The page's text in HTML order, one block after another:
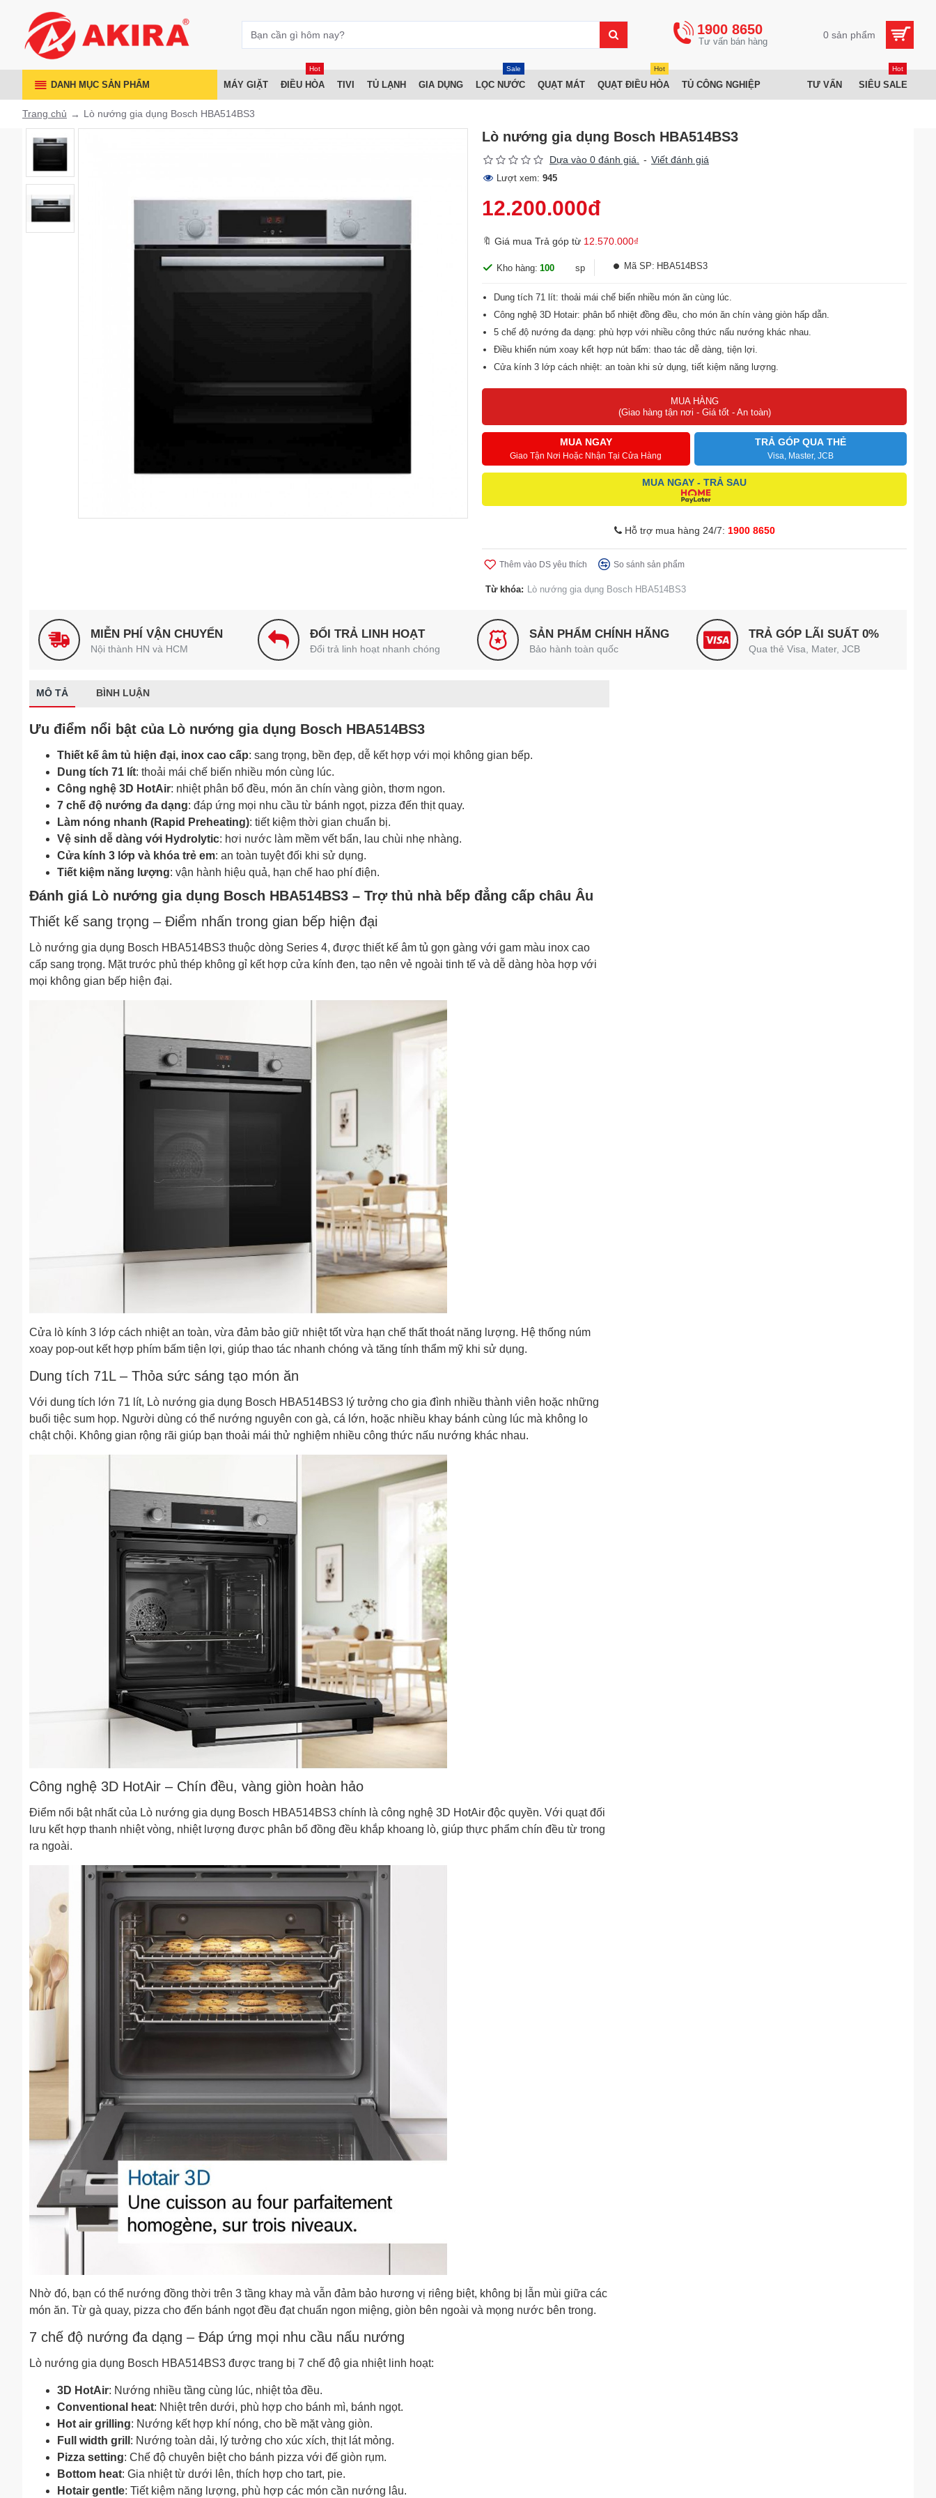
1900 8650 0 sản phẩm
DANH MỤC SẢN PHẨM MÁY GIẶT ĐIỀU HÒA
Hot
TIVI TỦ LẠNH GIA DỤNG LỌC NƯỚC
Sale
QUẠT MÁT QUẠT ĐIỀU HÒA
Hot
TỦ CÔNG NGHIỆP TƯ VẤN SIÊU SALE
Hot
Trang chủ Lò nướng gia dụng Bosch HBA514BS3
Lò nướng gia dụng Bosch HBA514BS3
Dựa vào 0 đánh giá. - Viết đánh giá
Lượt xem: 945
12.200.000đ
🔖 Giá mua Trả góp từ 12.570.000₫
Kho hàng: 100 sp Mã SP: HBA514BS3
Dung tích 71 lít: thoải mái chế biến nhiều món ăn cùng lúc.
Công nghệ 3D Hotair: phân bổ nhiệt đồng đều, cho món ăn chín vàng giòn hấp dẫn.
5 chế độ nướng đa dạng: phù hợp với nhiều công thức nấu nướng khác nhau.
Điều khiển núm xoay kết hợp nút bấm: thao tác dễ dàng, tiện lợi.
Cửa kính 3 lớp cách nhiệt: an toàn khi sử dụng, tiết kiệm năng lượng.
MUA HÀNG
(Giao hàng tận nơi - Giá tốt - An toàn)
MUA NGAY
Giao Tận Nơi Hoặc Nhận Tại Cửa Hàng
TRẢ GÓP QUA THẺ
Visa, Master, JCB
MUA NGAY - TRẢ SAU
Hỗ trợ mua hàng 24/7: 1900 8650
Thêm vào DS yêu thích So sánh sản phẩm
Từ khóa: Lò nướng gia dụng Bosch HBA514BS3
MIỄN PHÍ VẬN CHUYỂN
Nội thành HN và HCM
ĐỔI TRẢ LINH HOẠT
Đổi trả linh hoạt nhanh chóng
SẢN PHẨM CHÍNH HÃNG
Bảo hành toàn quốc
TRẢ GÓP LÃI SUẤT 0%
Qua thẻ Visa, Mater, JCB
MÔ TẢ BÌNH LUẬN
Ưu điểm nổi bật của Lò nướng gia dụng Bosch HBA514BS3
Thiết kế âm tủ hiện đại, inox cao cấp: sang trọng, bền đẹp, dễ kết hợp với mọi không gian bếp.
Dung tích 71 lít: thoải mái chế biến nhiều món cùng lúc.
Công nghệ 3D HotAir: nhiệt phân bổ đều, món ăn chín vàng giòn, thơm ngon.
7 chế độ nướng đa dạng: đáp ứng mọi nhu cầu từ bánh ngọt, pizza đến thịt quay.
Làm nóng nhanh (Rapid Preheating): tiết kiệm thời gian chuẩn bị.
Vệ sinh dễ dàng với Hydrolytic: hơi nước làm mềm vết bẩn, lau chùi nhẹ nhàng.
Cửa kính 3 lớp và khóa trẻ em: an toàn tuyệt đối khi sử dụng.
Tiết kiệm năng lượng: vận hành hiệu quả, hạn chế hao phí điện.
Đánh giá Lò nướng gia dụng Bosch HBA514BS3 – Trợ thủ nhà bếp đẳng cấp châu Âu
Thiết kế sang trọng – Điểm nhấn trong gian bếp hiện đại
Lò nướng gia dụng Bosch HBA514BS3 thuộc dòng Series 4, được thiết kế âm tủ gọn gàng với gam màu inox cao
cấp sang trọng. Mặt trước phủ thép không gỉ kết hợp cửa kính đen, tạo nên vẻ ngoài tinh tế và dễ dàng hòa hợp với
mọi không gian bếp hiện đại.
Cửa lò kính 3 lớp cách nhiệt an toàn, vừa đảm bảo giữ nhiệt tốt vừa hạn chế thất thoát năng lượng. Hệ thống núm
xoay pop-out kết hợp phím bấm tiện lợi, giúp thao tác nhanh chóng và tăng tính thẩm mỹ khi sử dụng.
Dung tích 71L – Thỏa sức sáng tạo món ăn
Với dung tích lớn 71 lít, Lò nướng gia dụng Bosch HBA514BS3 lý tưởng cho gia đình nhiều thành viên hoặc những
buổi tiệc sum họp. Người dùng có thể nướng nguyên con gà, cá lớn, hoặc nhiều khay bánh cùng lúc mà không lo
chật chội. Không gian rộng rãi giúp bạn thoải mái thử nghiệm nhiều công thức nấu nướng khác nhau.
Công nghệ 3D HotAir – Chín đều, vàng giòn hoàn hảo
Điểm nổi bật nhất của Lò nướng gia dụng Bosch HBA514BS3 chính là công nghệ 3D HotAir độc quyền. Với quạt đối
lưu kết hợp thanh nhiệt vòng, nhiệt lượng được phân bổ đồng đều khắp khoang lò, giúp thực phẩm chín đều từ trong
ra ngoài.
Nhờ đó, bạn có thể nướng đồng thời trên 3 tầng khay mà vẫn đảm bảo hương vị riêng biệt, không bị lẫn mùi giữa các
món ăn. Từ gà quay, pizza cho đến bánh ngọt đều đạt chuẩn ngon miệng, giòn bên ngoài và mọng nước bên trong.
7 chế độ nướng đa dạng – Đáp ứng mọi nhu cầu nấu nướng
Lò nướng gia dụng Bosch HBA514BS3 được trang bị 7 chế độ gia nhiệt linh hoạt:
3D HotAir: Nướng nhiều tầng cùng lúc, nhiệt tỏa đều.
Conventional heat: Nhiệt trên dưới, phù hợp cho bánh mì, bánh ngọt.
Hot air grilling: Nướng kết hợp khí nóng, cho bề mặt vàng giòn.
Full width grill : Nướng toàn dải, lý tưởng cho xúc xích, thịt lát mỏng.
Pizza setting: Chế độ chuyên biệt cho bánh pizza với đế giòn rụm.
Bottom heat: Gia nhiệt từ dưới lên, thích hợp cho tart, pie.
Hotair gentle: Tiết kiệm năng lượng, phù hợp các món cần nướng lâu.